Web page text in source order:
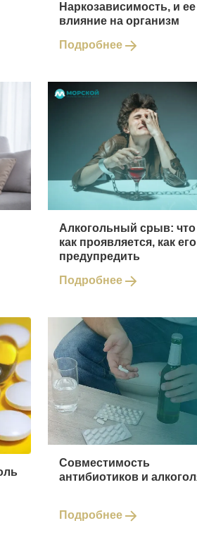
Наркозависимость, и ее
влияние на организм
Подробнее
Алкогольный срыв: что
как проявляется, как его
предупредить
Подробнее
Совместимость
антибиотиков и
Подробнее